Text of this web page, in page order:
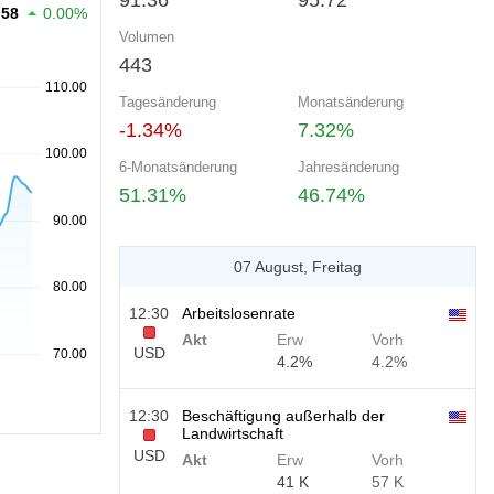
0.00%
Volumen
443
Tagesänderung
-1.34%
Monatsänderung
7.32%
6-Monatsänderung
51.31%
Jahresänderung
46.74%
07 August, Freitag
12:30
USD
Arbeitslosenrate
Akt
Erw
4.2%
Vorh
4.2%
12:30
USD
Beschäftigung außerhalb der
Landwirtschaft
Akt
Erw
41 K
Vorh
57 K